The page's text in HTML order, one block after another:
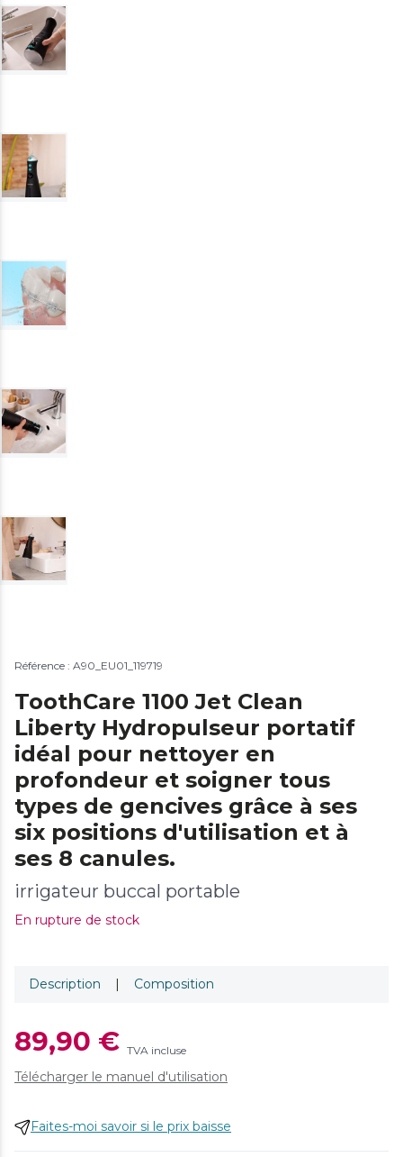
Référence : A90_EU01_119719
ToothCare 1100 Jet Clean
Liberty Hydropulseur portatif
idéal pour nettoyer en
profondeur et soigner tous
types de gencives grâce à ses
six positions d'utilisation et à
ses 8 canules.
irrigateur buccal portable
En rupture de stock
Description | Composition
89,90 € TVA incluse
Télécharger le manuel d'utilisation
Faites-moi savoir si le prix baisse